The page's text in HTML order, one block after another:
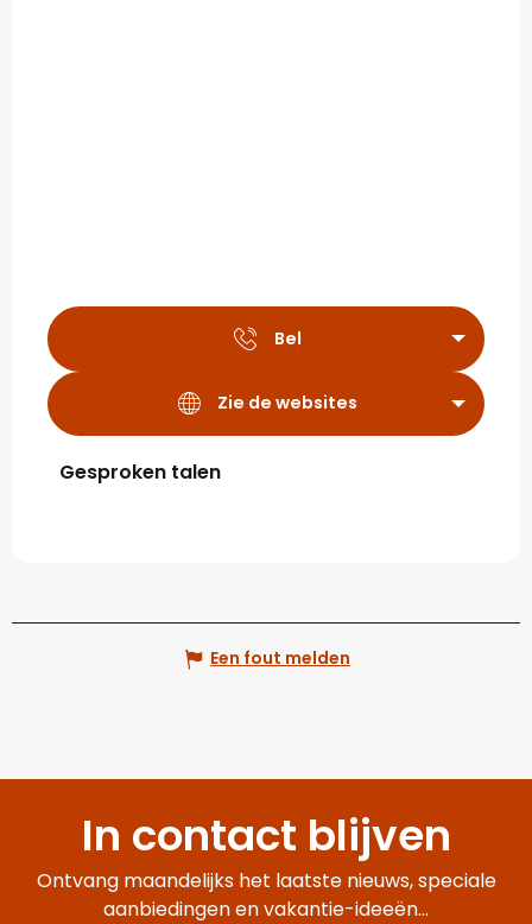
Bel
Zie de websites
Gesproken talen
Gesproken talen
Een fout melden
In contact blijven
Ontvang maandelijks het laatste nieuws, speciale
aanbiedingen en vakantie-ideeën...